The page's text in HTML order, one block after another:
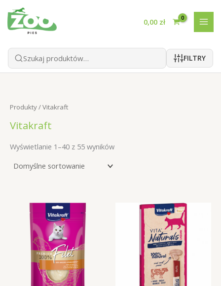
Przejdź
do
treści
0,00 zł
FILTRY
Produkty/ Vitakraft
Vitakraft
Wyświetlanie 1–40 z 55 wyników